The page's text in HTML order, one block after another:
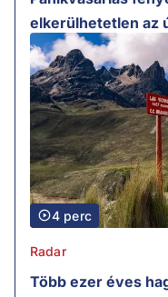
elkerülhetetlen az
4 perc
Radar
Több ezer éves